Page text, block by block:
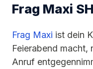
Frag Maxi
Frag Maxi ist dein
Feierabend macht,
Anruf